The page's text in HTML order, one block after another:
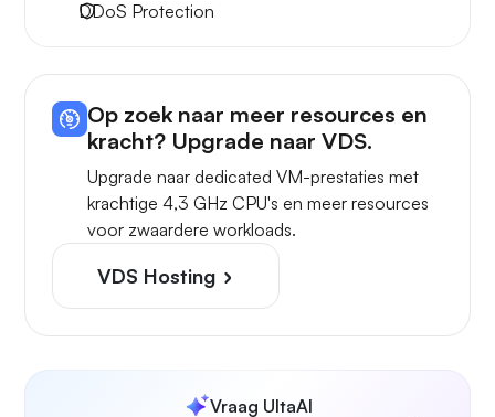
DDoS Protection
Op zoek naar meer resources en
kracht? Upgrade naar VDS.
Upgrade naar dedicated VM-prestaties met
krachtige 4,3 GHz CPU's en meer resources
voor zwaardere workloads.
VDS Hosting
Vraag UltaAI